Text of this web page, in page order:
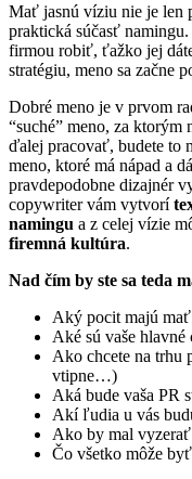
Mať jasnú víziu nie je len
praktická súčasť
firmou robiť, ťažko jej
stratégiu, meno sa začne
Dobré meno je v prvom
“suché” meno, za ktorým
ďalej pracovať, budete to
meno, ktoré má nápad a
pravdepodobne dizajnér
copywriter vám vytvorí
namingu a z celej vízie
firemná kultúra.
Nad čím by ste sa teda
Aký pocit majú
Aké sú vaše hlavné
Ako chcete na trhu
vtipne…)
Aká bude vaša PR
Akí ľudia u vás
Ako by mal
Čo všetko môže